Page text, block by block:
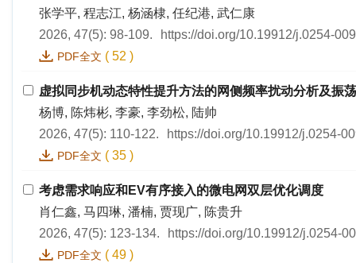
张学平, 程志江, 杨涵棣, 任纪港, 武仁康
2026, 47(5): 98-109.
https://doi.org/10.19912/j.0254-
PDF全文 ( 52 )
虚拟同步机动态特性提升方法的网侧频率扰动分析及振
杨博, 陈炜彬, 李豪, 李劲松, 陆帅
2026, 47(5): 110-122.
https://doi.org/10.19912/j.0254-
PDF全文 ( 35 )
考虑需求响应和EV有序接入的微电网双层优化调度
肖仁鑫, 马四琳, 潘楠, 贾现广, 陈贵升
2026, 47(5): 123-134.
https://doi.org/10.19912/j.0254-
PDF全文 ( 49 )